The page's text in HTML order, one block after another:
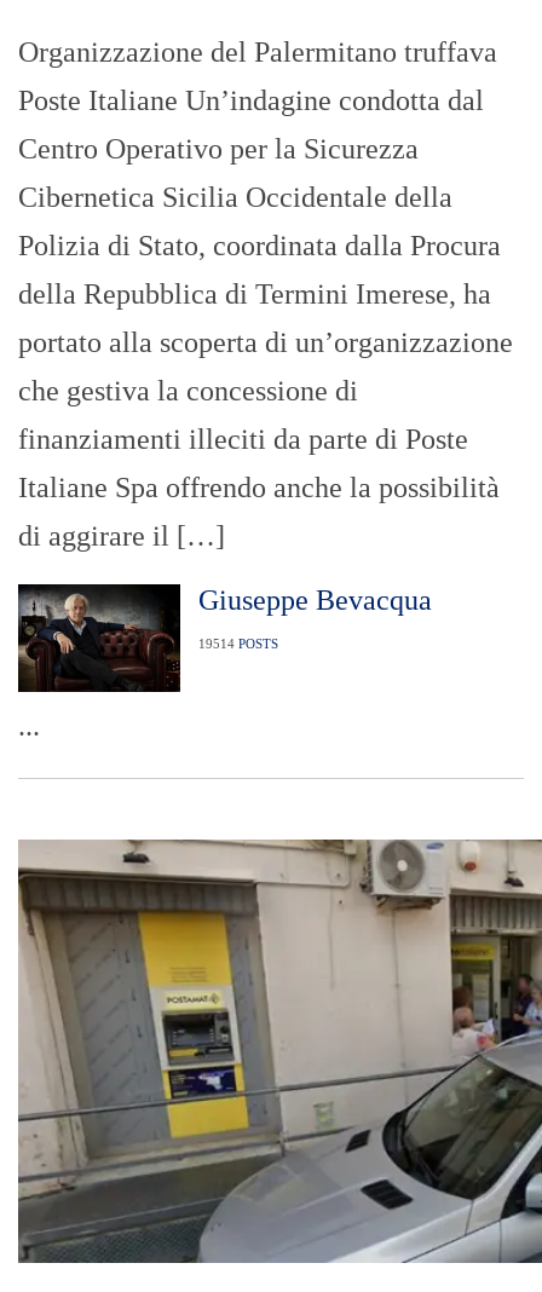
Organizzazione del Palermitano truffava
Poste Italiane Un’indagine condotta dal
Centro Operativo per la Sicurezza
Cibernetica Sicilia Occidentale della
Polizia di Stato, coordinata dalla Procura
della Repubblica di Termini Imerese, ha
portato alla scoperta di un’organizzazione
che gestiva la concessione di
finanziamenti illeciti da parte di Poste
Italiane Spa offrendo anche la possibilità
di aggirare il […]
Giuseppe Bevacqua
19514 POSTS
...